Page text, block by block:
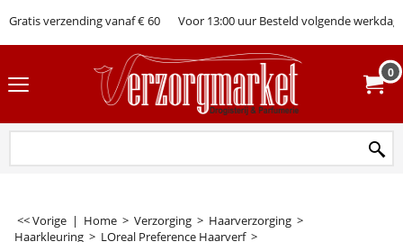
Gratis verzending vanaf € 60 Voor 13:00 uur Besteld volgende werkdag
0
<< Vorige | Home > Verzorging > Haarverzorging >
Haarkleuring > LOreal Preference Haarverf>